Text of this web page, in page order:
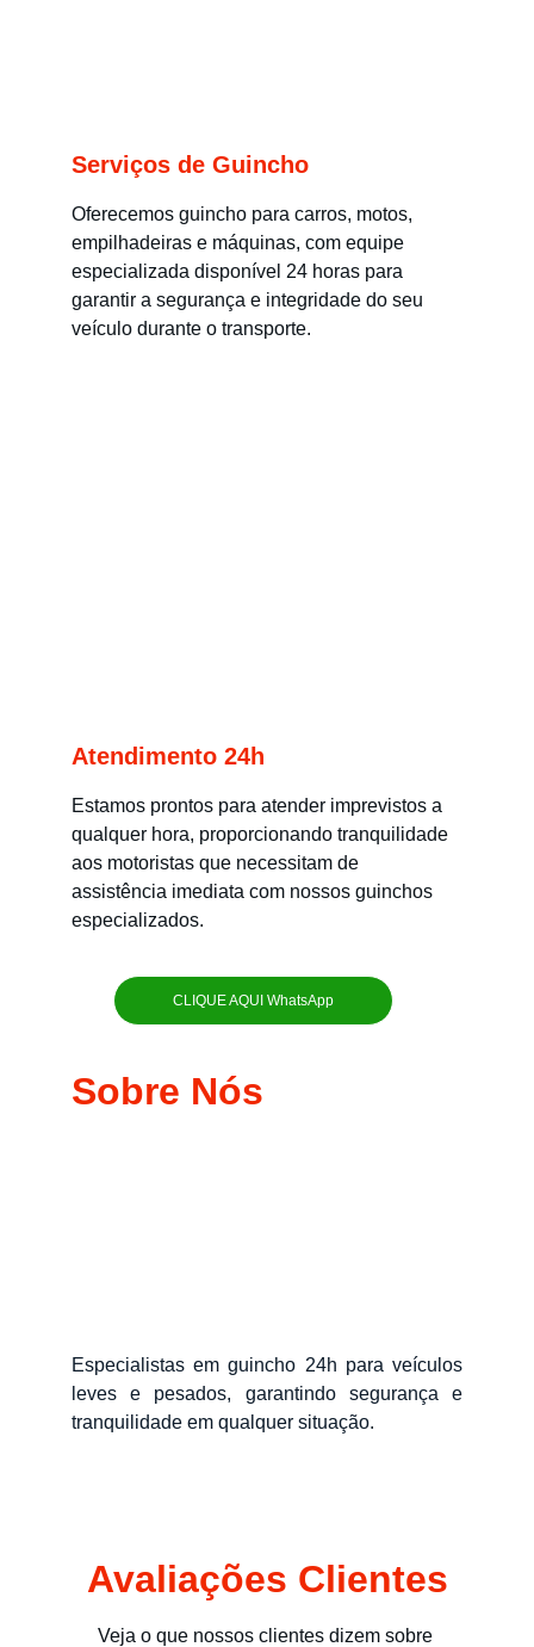
Serviços de Guincho
Oferecemos guincho para carros, motos,
empilhadeiras e máquinas, com equipe
especializada disponível 24 horas para
garantir a segurança e integridade do seu
veículo durante o transporte.
Atendimento 24h
Estamos prontos para atender imprevistos a
qualquer hora, proporcionando tranquilidade
aos motoristas que necessitam de
assistência imediata com nossos guinchos
especializados.
CLIQUE AQUI WhatsApp
Sobre Nós
Especialistas em guincho 24h para veículos
leves e pesados, garantindo segurança e
tranquilidade em qualquer situação.
Avaliações Clientes
Veja o que nossos clientes dizem sobre